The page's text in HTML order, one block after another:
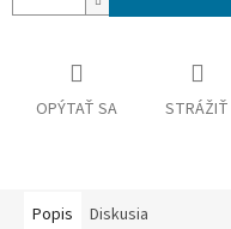
OPÝTAŤ SA STRÁŽIŤ
Popis Diskusia